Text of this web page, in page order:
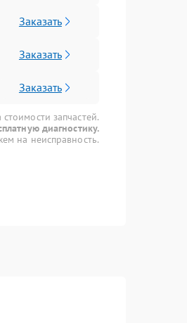
Заказать
Заказать
Заказать
запчастей.
диагностику.
на неисправность.